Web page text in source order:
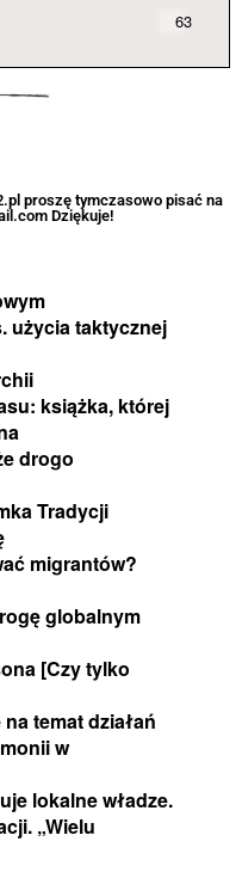
63
proszę tymczasowo pisać na
Dziękuje!
użycia taktycznej
książka, której
drogo
Tradycji
migrantów?
globalnym
[Czy tylko
temat działań
w
lokalne władze.
„Wielu